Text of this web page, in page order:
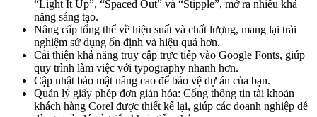
“Light It Up”, “Spaced Out” và “Stipple”, mở ra nhiều khả
năng sáng tạo.
Nâng cấp tổng thể về hiệu suất và chất lượng, mang lại trải
nghiệm sử dụng ổn định và hiệu quả hơn.
Cải thiện khả năng truy cập trực tiếp vào Google Fonts, giúp
quy trình làm việc với typography nhanh hơn.
Cập nhật bảo mật nâng cao để bảo vệ dự án của bạn.
Quản lý giấy phép đơn giản hóa: Cổng thông tin tài khoản
khách hàng Corel được thiết kế lại, giúp các doanh nghiệp dễ